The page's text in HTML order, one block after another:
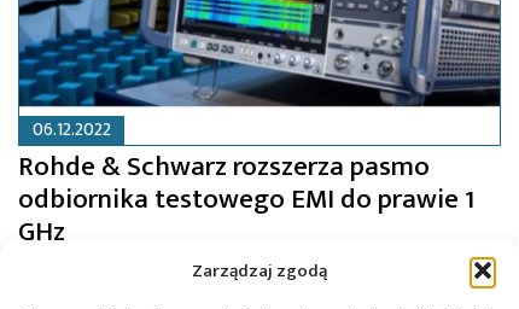
Zarządzaj zgodą
06.12.2022
Rohde & Schwarz rozszerza pasmo
odbiornika testowego EMI do prawie 1
GHz